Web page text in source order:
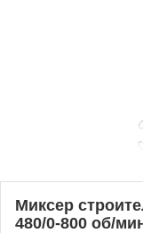
Миксер
480/0-800 об/